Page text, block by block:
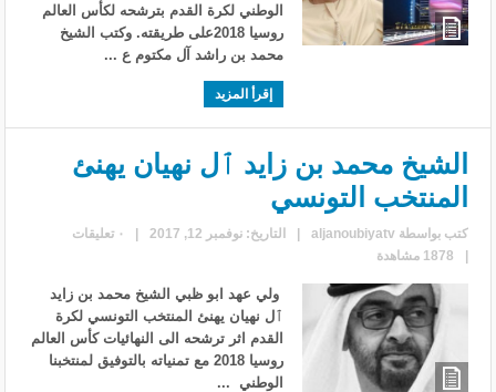
الوطني لكرة القدم بترشحه لكأس العالم
روسيا 2018على طريقته. وكتب الشيخ
محمد بن راشد آل مكتوم ع ...
إقرأ المزيد
الشيخ محمد بن زايد ٱل نهيان يهنئ
المنتخب التونسي
كتب بواسطةaljanoubiyatv
| التاريخ: نوفمبر 12, 2017 |
٠ تعليقات
|
1878 مشاهدة
ولي عهد ابو ظبي الشيخ محمد بن زايد
ٱل نهيان يهنئ المنتخب التونسي لكرة
القدم اثر ترشحه الى النهائيات كأس العالم
روسيا 2018 مع تمنياته بالتوفيق لمنتخبنا
الوطني ...